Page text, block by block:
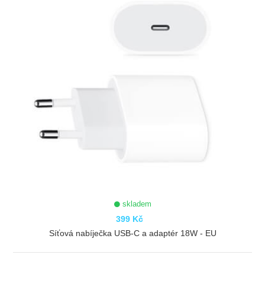
skladem
399 Kč
Síťová nabíječka USB-C a adaptér 18W - EU